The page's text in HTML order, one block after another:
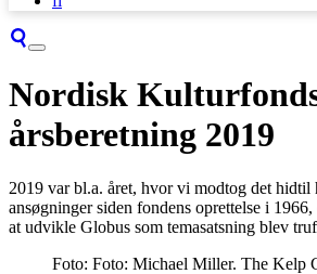
Nordisk
årsberetning 2019
2019 var bl.a. året, hvor vi modtog det hidtil
ansøgninger siden fondens oprettelse i
at udvikle Globus som temasatsning blev
Foto: Foto: Michael Miller. The Kelp